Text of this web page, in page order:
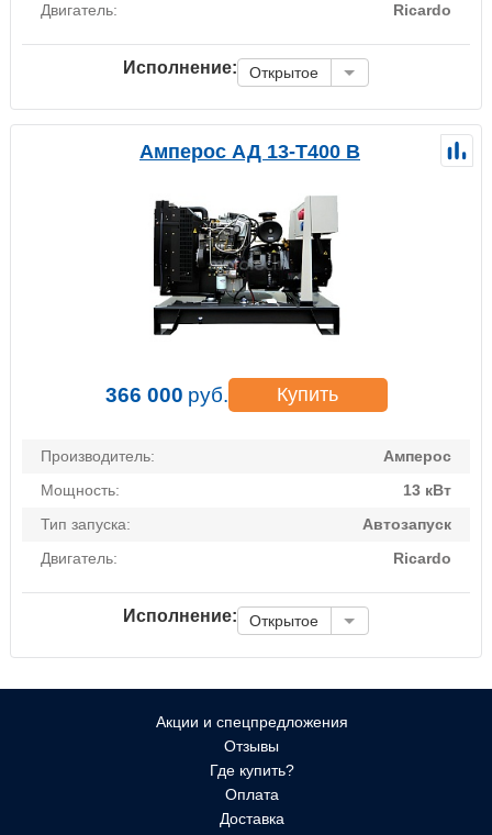
Двигатель:
Ricardo
Исполнение: Открытое
Амперос АД 13-Т400 B
366 000 руб. Купить
Производитель:
Амперос
Мощность:
13 кВт
Тип запуска:
Автозапуск
Двигатель:
Ricardo
Исполнение: Открытое
Акции и спецпредложения
Отзывы
Где купить?
Оплата
Доставка